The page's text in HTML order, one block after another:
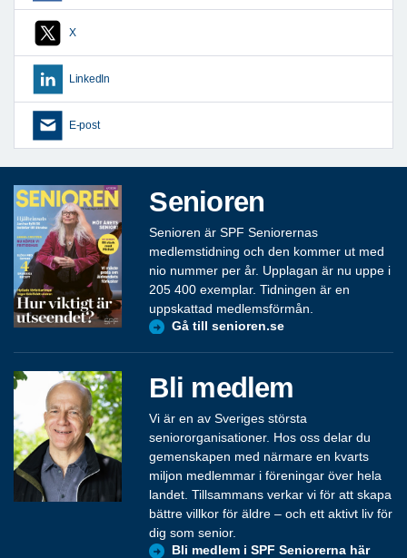
X
LinkedIn
E-post
Senioren
Senioren är SPF Seniorernas
medlemstidning och den kommer ut med
nio nummer per år. Upplagan är nu uppe i
205 400 exemplar. Tidningen är en
uppskattad medlemsförmån.
Gå till senioren.se
Bli medlem
Vi är en av Sveriges största
seniororganisationer. Hos oss delar du
gemenskapen med närmare en kvarts
miljon medlemmar i föreningar över hela
landet. Tillsammans verkar vi för att skapa
bättre villkor för äldre – och ett aktivt liv för
dig som senior.
Bli medlem i SPF Seniorerna här